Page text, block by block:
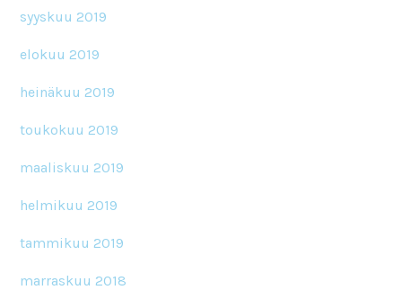
syyskuu 2019
elokuu 2019
heinäkuu 2019
toukokuu 2019
maaliskuu 2019
helmikuu 2019
tammikuu 2019
marraskuu 2018